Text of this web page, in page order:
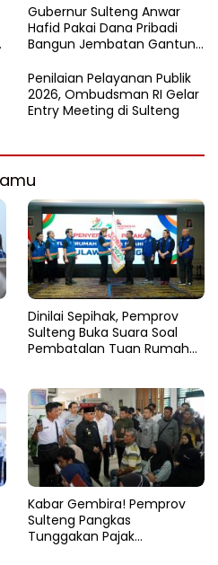
Persen
Gubernur Sulteng Anwar
Hafid Pakai Dana Pribadi
Bangun Jembatan Gantung
Penilaian Pelayanan Publik
2026, Ombudsman RI Gelar
Entry Meeting di Sulteng
Dinilai Sepihak, Pemprov
Sulteng Buka Suara Soal
Pembatalan Tuan Rumah
Kabar Gembira! Pemprov
Sulteng Pangkas
Tunggakan Pajak